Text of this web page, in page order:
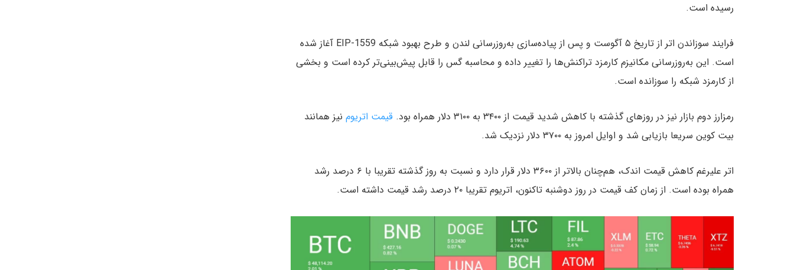
رسیده است.
فرایند سوزاندن اتر از تاریخ ۵ آگوست و پس از پیاده‌سازی به‌روزرسانی لندن و طرح بهبود شبکه EIP-1559 آغاز شده
است. این به‌روزرسانی مکانیزم کارمزد تراکنش‌ها را تغییر داده و محاسبه گس را قابل پیش‌بینی‌تر کرده است و بخشی
از کارمزد شبکه را سوزانده است.
رمزارز دوم بازار نیز در روزهای گذشته با کاهش شدید قیمت از ۳۴۰۰ به ۳۱۰۰ دلار همراه بود. قیمت اتریوم نیز همانند
بیت کوین سریعا بازیابی شد و اوایل امروز به ۳۷۰۰ دلار نزدیک شد.
اتر علیرغم کاهش قیمت اندک، هم‌چنان بالاتر از ۳۶۰۰ دلار قرار دارد و نسبت به روز گذشته تقریبا با ۶ درصد رشد
همراه بوده است. از زمان کف قیمت در روز دوشنبه تاکنون، اتریوم تقریبا ۲۰ درصد رشد قیمت داشته است.